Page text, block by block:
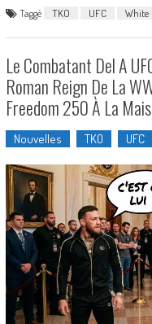
Taggé TKO UFC White
Le Combatant Del A
Roman Reign De La
Freedom 250 À La
Nouvelles TKO UFC